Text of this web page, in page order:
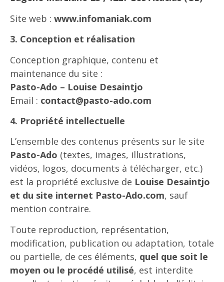
Site web : www.infomaniak.com
3. Conception et réalisation
Conception graphique, contenu et
maintenance du site :
Pasto-Ado – Louise Desaintjo
Email : contact@pasto-ado.com
4. Propriété intellectuelle
L’ensemble des contenus présents sur le site
Pasto-Ado (textes, images, illustrations,
vidéos, logos, documents à télécharger, etc.)
est la propriété exclusive de Louise Desaintjo
et du site internet Pasto-Ado.com, sauf
mention contraire.
Toute reproduction, représentation,
modification, publication ou adaptation, totale
ou partielle, de ces éléments, quel que soit le
moyen ou le procédé utilisé, est interdite